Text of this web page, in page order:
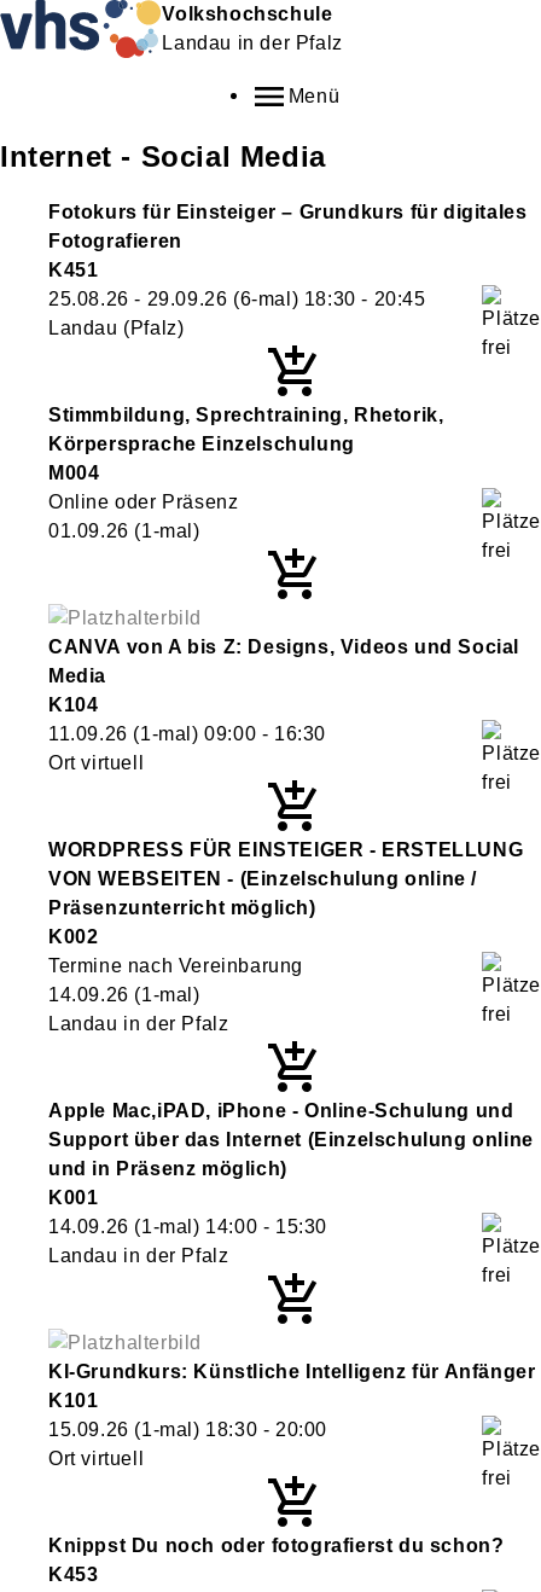
Volkshochschule
Landau in der Pfalz
Menü
Internet - Social Media
Fotokurs für Einsteiger – Grundkurs für digitales
Fotografieren
K451
25.08.26 - 29.09.26 (6-mal) 18:30 - 20:45
Landau (Pfalz)
Stimmbildung, Sprechtraining, Rhetorik,
Körpersprache Einzelschulung
M004
Online oder Präsenz
01.09.26 (1-mal)
CANVA von A bis Z: Designs, Videos und Social
Media
K104
11.09.26 (1-mal)09:00 - 16:30
Ort virtuell
WORDPRESS FÜR EINSTEIGER - ERSTELLUNG
VON WEBSEITEN - (Einzelschulung online /
Präsenzunterricht möglich)
K002
Termine nach Vereinbarung
14.09.26 (1-mal)
Landau in der Pfalz
Apple Mac,iPAD, iPhone - Online-Schulung und
Support über das Internet (Einzelschulung online
und in Präsenz möglich)
K001
14.09.26 (1-mal) 14:00 - 15:30
Landau in der Pfalz
KI-Grundkurs: Künstliche Intelligenz für Anfänger
K101
15.09.26 (1-mal) 18:30 - 20:00
Ort virtuell
Knippst Du noch oder fotografierst du schon?
K453